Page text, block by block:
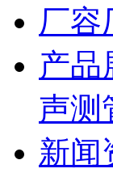
厂容
产品
声测
新闻